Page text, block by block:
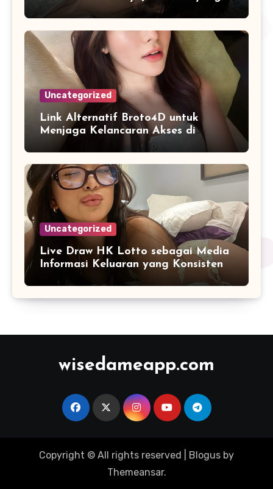
Lebih Terorganisir untuk Pengguna
Uncategorized
Link Alternatif Broto4D untuk
Menjaga Kelancaran Akses di
Berbagai Perangkat
Uncategorized
Live Draw HK Lotto sebagai Media
Informasi Keluaran yang Konsisten
wisedameapp.com
Copyright © All rights reserved Blogus by
Themeansar.